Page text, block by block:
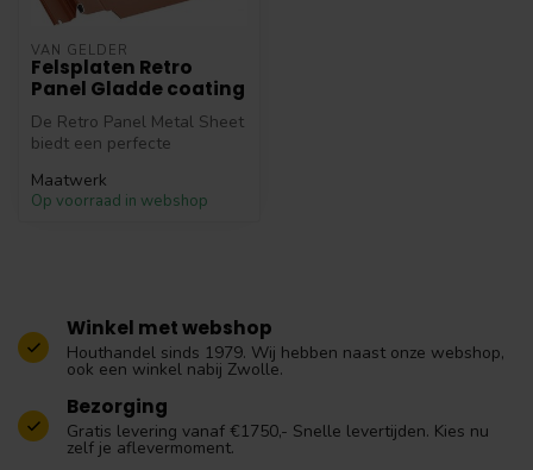
VAN GELDER
Felsplaten Retro
Panel Gladde coating
De Retro Panel Metal Sheet
biedt een perfecte
functi...
Maatwerk
Op voorraad in webshop
Winkel met webshop
Houthandel sinds 1979. Wij hebben naast onze webshop,
ook een winkel nabij Zwolle.
Bezorging
Gratis levering vanaf €1750,- Snelle levertijden. Kies nu
zelf je aflevermoment.